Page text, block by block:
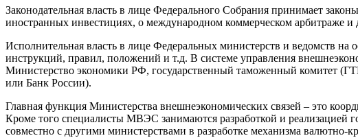
Законодательная власть в лице Федерального Собрания принимает
иностранных инвестициях, о международном коммерческом арбитраже и
Исполнительная власть в лице Федеральных министерств и ведомств
инструкций, правил, положений и т.д. В системе управления
Министерство экономики РФ, государственный таможенный комитет
или Банк России).
Главная функция Министерства внешнеэкономических связей – это
Кроме того специалисты МВЭС занимаются разработкой и реализацией
совместно с другими министерствами в разработке механизма